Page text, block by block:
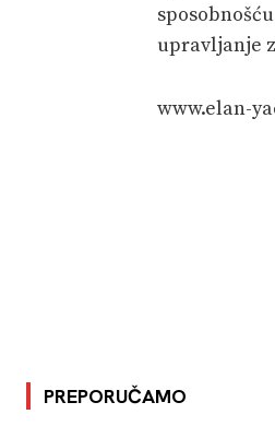
upravljanje
www.elan-
PREPORUČAMO